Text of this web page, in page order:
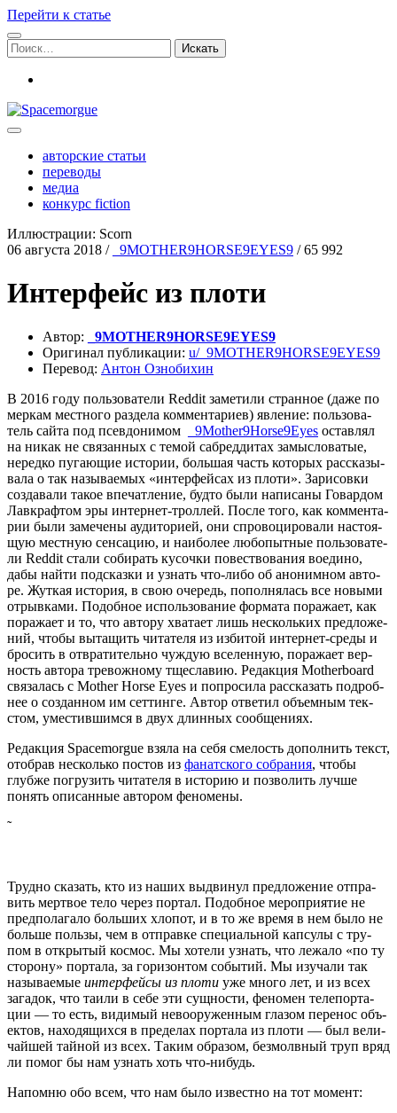
Перейти к статье
Поиск:
Spacemorgue
авторские статьи
переводы
медиа
конкурс fiction
Иллюстрации: Scorn
06 августа 2018 / _9MOTHER9HORSE9EYES9 /65 992
Интерфейс из плоти
Автор:
_9MOTHER9HORSE9EYES9
Ори­ги­нал пуб­ли­ка­ции: u/_9MOTHER9HORSE9EYES9
Пере­вод: Антон Озно­би­хин
В 2016 году поль­зо­ва­те­ли Reddit заме­ти­ли стран­ное (даже по
мер­кам мест­но­го раз­де­ла ком­мен­та­ри­ев) явле­ние: поль­зо­ва­
тель сай­та под псев­до­ни­мом
_9Mother9Horse9Eyes остав­лял
на никак не свя­зан­ных с темой сабред­ди­тах замыс­ло­ва­тые,
неред­ко пуга­ю­щие исто­рии, боль­шая часть кото­рых рас­ска­зы­
ва­ла о так назы­ва­е­мых «интер­фей­сах из пло­ти». Зари­сов­ки
созда­ва­ли такое впе­чат­ле­ние, буд­то были напи­са­ны Говар­дом
Лав­краф­том эры интер­нет-трол­лей. После того, как ком­мен­та­
рии были заме­че­ны ауди­то­ри­ей, они спро­во­ци­ро­ва­ли насто­я­
щую мест­ную сен­са­цию, и наи­бо­лее любо­пыт­ные поль­зо­ва­те­
ли Reddit ста­ли соби­рать кусоч­ки повест­во­ва­ния воеди­но,
дабы най­ти под­сказ­ки и узнать что-либо об ано­ним­ном авто­
ре. Жут­кая исто­рия, в свою оче­редь, попол­ня­лась все новы­ми
отрыв­ка­ми. Подоб­ное исполь­зо­ва­ние фор­ма­та пора­жа­ет, как
пора­жа­ет и то, что авто­ру хва­та­ет лишь несколь­ких пред­ло­же­
ний, что­бы выта­щить чита­те­ля из изби­той интер­нет-сре­ды и
бро­сить в отвра­ти­тель­но чуж­дую все­лен­ную, пора­жа­ет вер­
ность авто­ра тре­вож­но­му тще­сла­вию. Редак­ция Motherboard
свя­за­лась с Mother Horse Eyes и попро­си­ла рас­ска­зать подроб­
нее о создан­ном им сет­тин­ге. Автор отве­тил объ­ем­ным тек­
стом, уме­стив­шим­ся в двух длин­ных сообщениях.
Редак­ция Spacemorgue взя­ла на себя сме­лость допол­нить текст,
ото­брав несколь­ко постов из фанат­ско­го собра­ния, что­бы
глуб­же погру­зить чита­те­ля в исто­рию и поз­во­лить луч­ше
понять опи­сан­ные авто­ром феномены.
˜
Труд­но ска­зать, кто из наших выдви­нул пред­ло­же­ние отпра­
вить мерт­вое тело через пор­тал. Подоб­ное меро­при­я­тие не
пред­по­ла­га­ло боль­ших хло­пот, и в то же вре­мя в нем было не
боль­ше поль­зы, чем в отправ­ке спе­ци­аль­ной кап­су­лы с тру­
пом в откры­тый кос­мос. Мы хоте­ли узнать, что лежа­ло «по ту
сто­ро­ну» пор­та­ла, за гори­зон­том собы­тий. Мы изу­ча­ли так
назы­ва­е­мые интер­фей­сы из пло­ти уже мно­го лет, и из всех
зага­док, что таи­ли в себе эти сущ­но­сти, фено­мен теле­пор­та­
ции — то есть, види­мый нево­ору­жен­ным гла­зом пере­нос объ­
ек­тов, нахо­дя­щих­ся в пре­де­лах пор­та­ла из пло­ти — был вели­
чай­шей тай­ной из всех. Таким обра­зом, без­молв­ный труп вряд
ли помог бы нам узнать хоть что-нибудь.
Напом­ню обо всем, что нам было извест­но на тот момент: